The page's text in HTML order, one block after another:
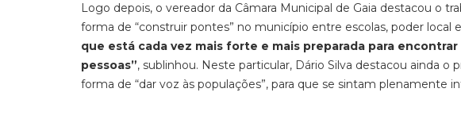
Logo depois, o vereador da Câmara Municipal de Gaia destacou o
forma de “construir pontes” no município entre escolas, poder local
que está cada vez mais forte e mais preparada para
pessoas”, sublinhou. Neste particular, Dário Silva destacou ainda o
forma de “dar voz às populações”, para que se sintam plenamente